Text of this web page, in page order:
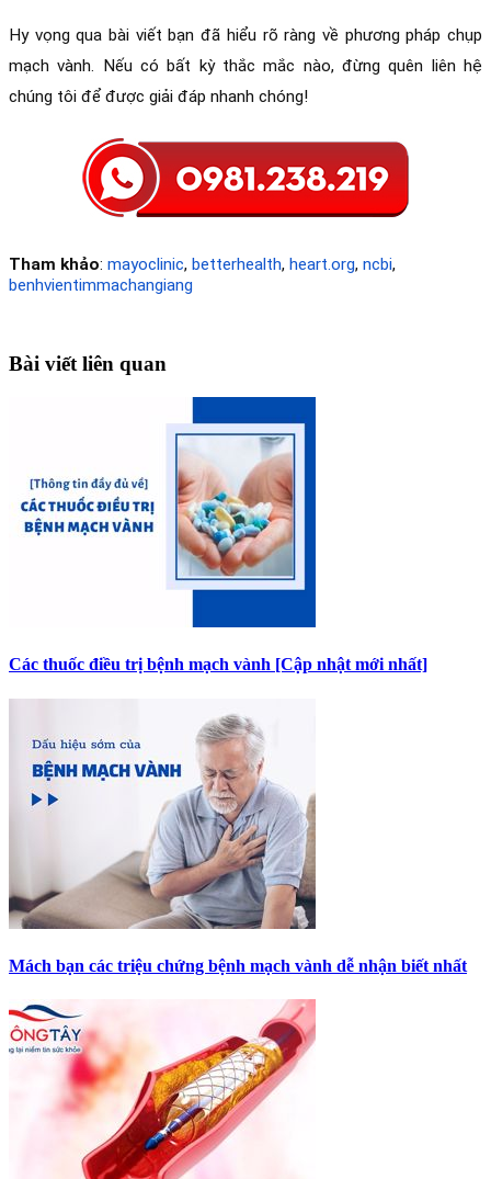
Hy vọng qua bài viết bạn đã hiểu rõ ràng về phương pháp chụp
mạch vành. Nếu có bất kỳ thắc mắc nào, đừng quên liên hệ
chúng tôi để được giải đáp nhanh chóng!
Tham khảo: mayoclinic, betterhealth, heart.org, ncbi
benhvientimmachangiang
Bài viết liên quan
Các thuốc điều trị bệnh mạch vành [Cập nhật mới nhất]
Mách bạn các triệu chứng bệnh mạch vành dễ nhận biết nhất